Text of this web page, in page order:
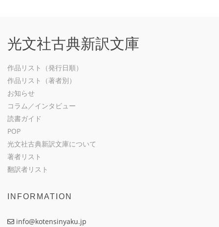
光文社古典新訳文庫
作品リスト（発行日順）
作品リスト（著者別）
お知らせ
コラム／インタビュー
読書ガイド
POP
光文社古典新訳文庫について
著者リスト
翻訳者リスト
INFORMATION
info@kotensinyaku.jp